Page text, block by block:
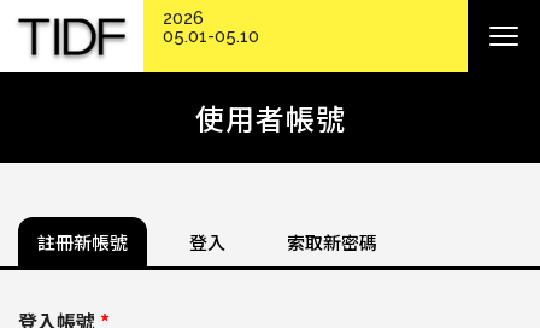
使用者帳號
註冊新帳號 登入 索取新密碼
登入帳號 *
2026
05.01-05.10